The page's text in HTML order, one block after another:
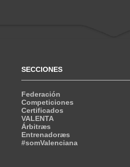
SECCIONES
Federación
Competiciones
Certificados
VALENTA
Árbitræs
Entrenadoræs
#somValenciana